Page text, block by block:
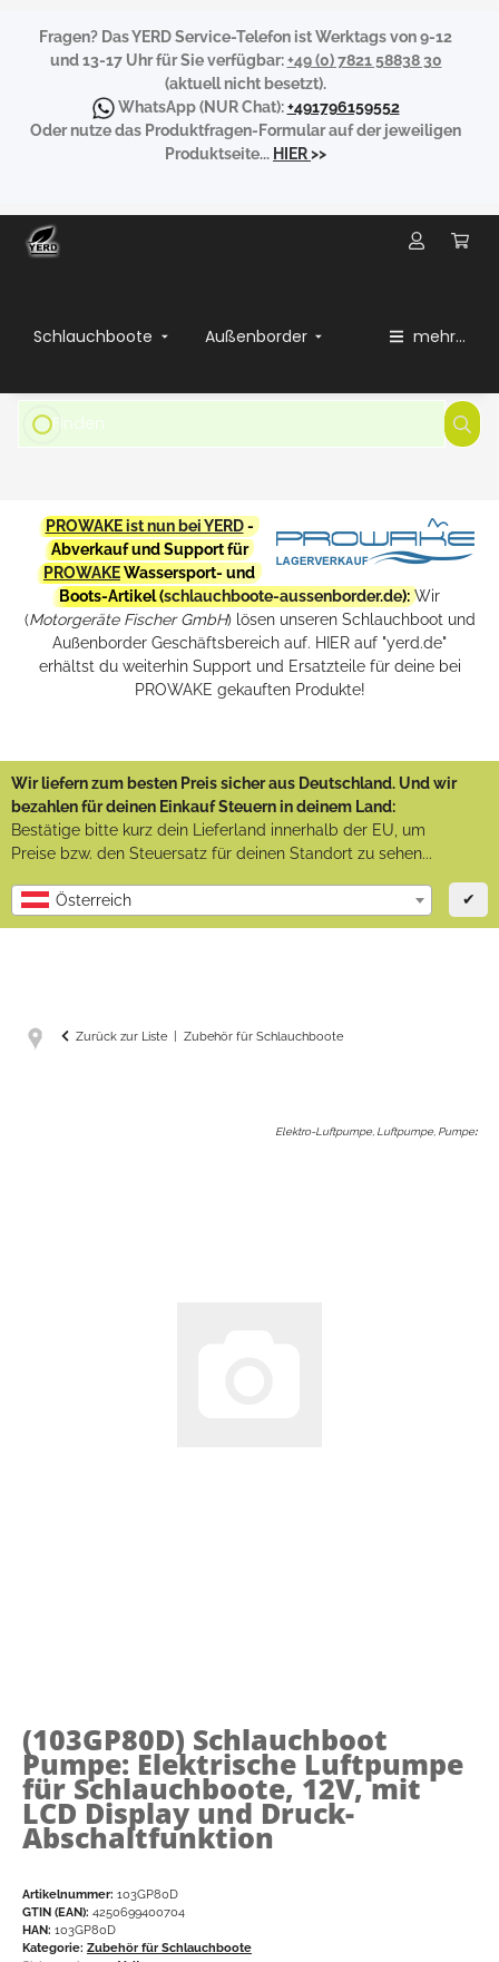
Fragen? Das YERD Service-Telefon ist Werktags von 9-12
und 13-17 Uhr für Sie verfügbar:+49 (0) 7821 58838 30
(aktuell nicht besetzt).
WhatsApp(NUR Chat):+491796159552
Oder nutze das Produktfragen-Formular auf der jeweiligen
Produktseite... HIER>>
Schlauchboote Außenborder mehr...
PROWAKE ist nun bei YERD-
Abverkauf und Support für
PROWAKEWassersport- und
Boots-Artikel (schlauchboote-aussenborder.de): Wir
(Motorgeräte Fischer GmbH) lösen unseren Schlauchboot und
Außenborder Geschäftsbereich auf. HIER auf "yerd.de"
erhältst du weiterhin Support und Ersatzteile für deine bei
PROWAKE gekauften Produkte!
Wir liefern zum besten Preis sicher aus Deutschland. Und wir
bezahlen für deinen Einkauf Steuern in deinem Land:
Bestätige bitte kurz dein Lieferland innerhalb der EU, um
Preise bzw. den Steuersatz für deinen Standort zu sehen...
Österreich ✔
Zurück zur Liste Zubehör für Schlauchboote
Elektro-Luftpumpe, Luftpumpe, Pumpe:
(103GP80D) Schlauchboot
Pumpe: Elektrische Luftpumpe
für Schlauchboote, 12V, mit
LCD Display und Druck-
Abschaltfunktion
Artikelnummer: 103GP80D
GTIN (EAN): 4250699400704
HAN: 103GP80D
Kategorie: Zubehör für Schlauchboote